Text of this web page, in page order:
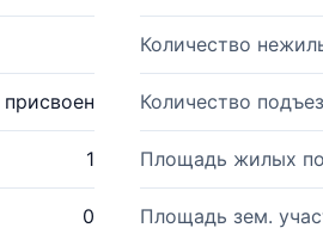
Количество
Количество
1 Площадь жилых
0 Площадь зем.